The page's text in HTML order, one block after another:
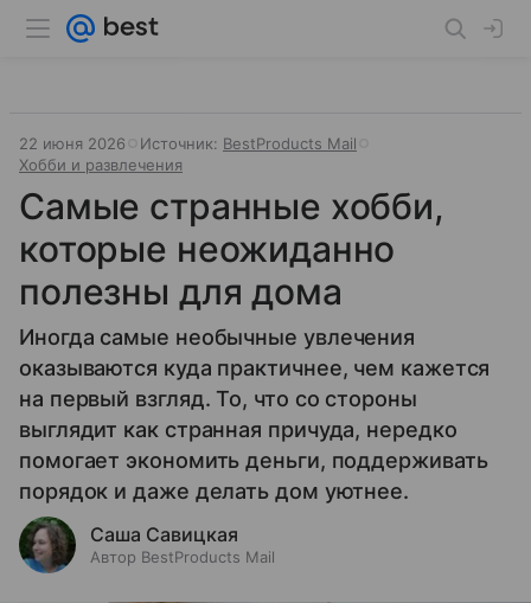
22 июня 2026 Источник: BestProducts Mail
Хобби и развлечения
Самые странные хобби,
которые неожиданно
полезны для дома
Иногда самые необычные увлечения
оказываются куда практичнее, чем кажется
на первый взгляд. То, что со стороны
выглядит как странная причуда, нередко
помогает экономить деньги, поддерживать
порядок и даже делать дом уютнее.
Саша Савицкая
Автор BestProducts Mail